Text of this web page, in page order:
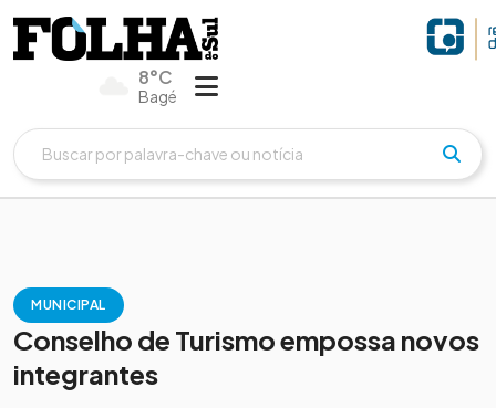
8°C
Bagé
MUNICIPAL
Conselho de Turismo empossa novos
integrantes